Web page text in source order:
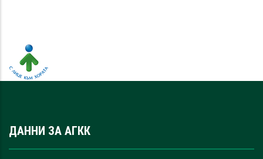
ДАННИ ЗА АГКК